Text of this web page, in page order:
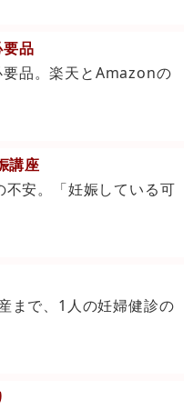
品
品。楽天とAmazonの
講座
不安。「妊娠している可
まで、1人の妊婦健診の